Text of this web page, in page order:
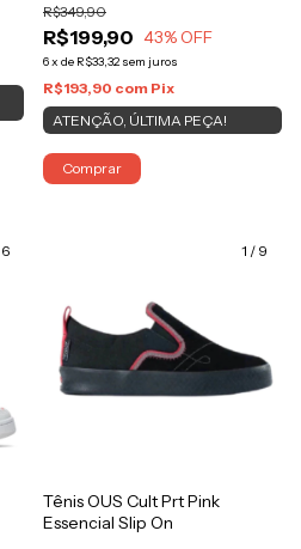
R$199,90
R$349,90
43% OFF
6x de R$33,32 sem juros
R$193,90 com Pix
ATENÇÃO, ÚLTIMA PEÇA!
Comprar
6 1 / 9
Tênis OUS Cult Prt Pink
Essencial Slip On